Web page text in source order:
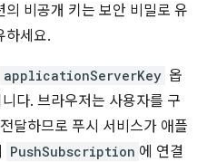
비공개 키는 보안 비밀로 유
하세요.
applicationServerKey 옵
다. 브라우저는 사용자를 구
달하므로 푸시 서비스가 애플
PushSubscription 에 연결